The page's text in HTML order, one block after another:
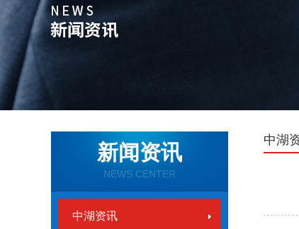
新闻资讯
NEWS CENTER
中湖资讯
中湖